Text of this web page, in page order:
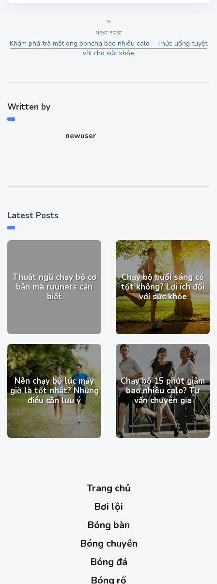
NEXT POST
Khám phá trà mật ong boncha bao nhiêu calo – Thức uống tuyệt
vời cho sức khỏe
Written by
newuser
Latest Posts
Thuật ngữ chạy bộ cơ
bản mà ruuners cần
biết
Chạy bộ buổi sáng​ có
tốt không? Lợi ích đối
với sức khỏe
Nên chạy bộ lúc mấy
giờ là tốt nhất? Những
điều cần lưu ý
Chạy bộ 15 phút giảm
bao nhiêu calo​? Tư
vấn chuyên gia
Trang chủ
Bơi lội
Bóng bàn
Bóng chuyền
Bóng đá
Bóng rổ